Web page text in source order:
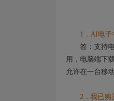
1．AI电子书
答：支持电
用，电脑端下
允许在一台移
2．我已购买